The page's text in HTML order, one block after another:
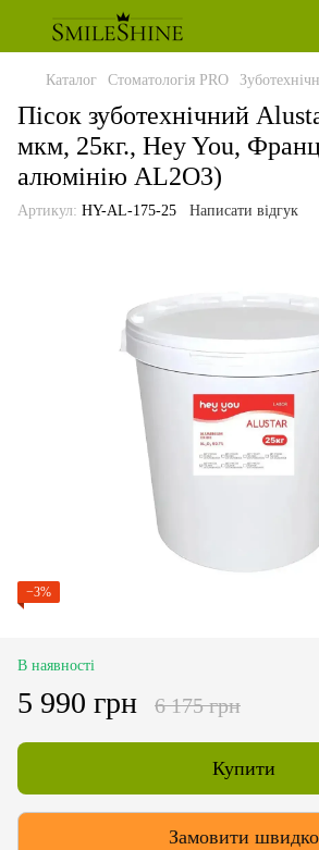
Каталог Стоматологія PRO
Пісок зуботехнічний
мкм, 25кг., Hey You,
алюмінію AL2O3)
Артикул: HY-AL-175-25 Написати відгук
−3%
В наявності
5 990 грн 6 175 грн
Купити
Замовити швидко